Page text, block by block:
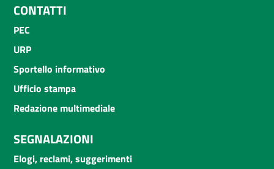
CONTATTI
PEC
URP
Sportello informativo
Ufficio stampa
Redazione multimediale
SEGNALAZIONI
Elogi, reclami, suggerimenti